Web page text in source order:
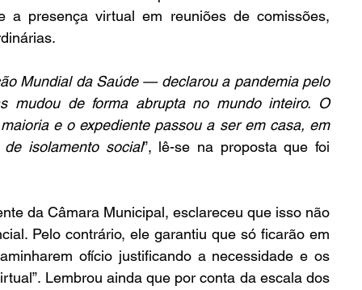
a presença virtual em reuniões de comissões,
Mundial da Saúde — declarou a pandemia pelo
mudou de forma abrupta no mundo inteiro. O
e o expediente passou a ser em casa, em
isolamento social”, lê-se na proposta que foi
da Câmara Municipal, esclareceu que isso não
Pelo contrário, ele garantiu que só ficarão em
ofício justificando a necessidade e os
Lembrou ainda que por conta da escala dos